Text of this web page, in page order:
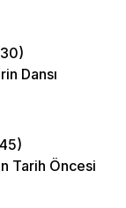
Dansı
Tarih Öncesi